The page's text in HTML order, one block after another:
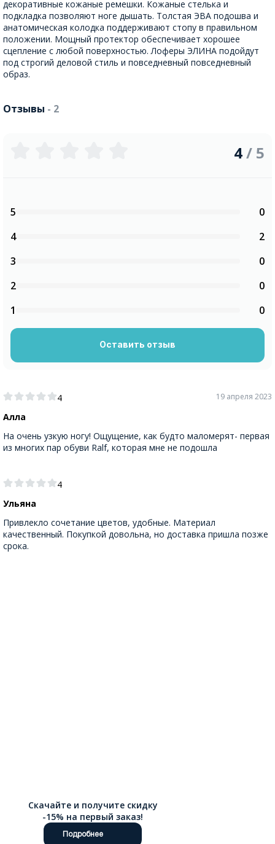
декоративные кожаные ремешки. Кожаные стелька и
подкладка позволяют ноге дышать. Толстая ЭВА подошва и
анатомическая колодка поддерживают стопу в правильном
положении. Мощный протектор обеспечивает хорошее
сцепление с любой поверхностью. Лоферы ЭЛИНА подойдут
под строгий деловой стиль и повседневный повседневный
образ.
Отзывы - 2
4
Алла
19 апреля 2023
На очень узкую ногу! Ощущение, как будто маломерят- первая
из многих пар обуви Ralf, которая мне не подошла
4
Ульяна
Привлекло сочетание цветов, удобные. Материал
качественный. Покупкой довольна, но доставка пришла позже
срока.
4/ 5
5
0
4
2
3
0
2
0
1
0
Оставить отзыв
Скачайте и получите скидку
-15% на первый заказ!
Подробнее